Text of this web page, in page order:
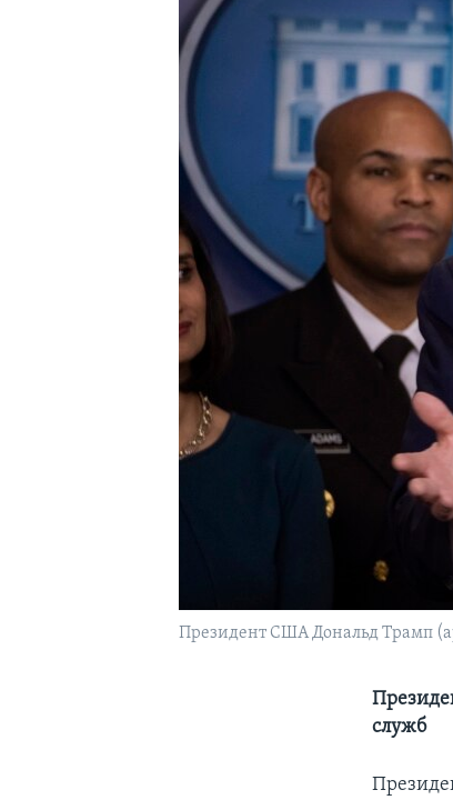
Президент США Дональд Трамп
служб